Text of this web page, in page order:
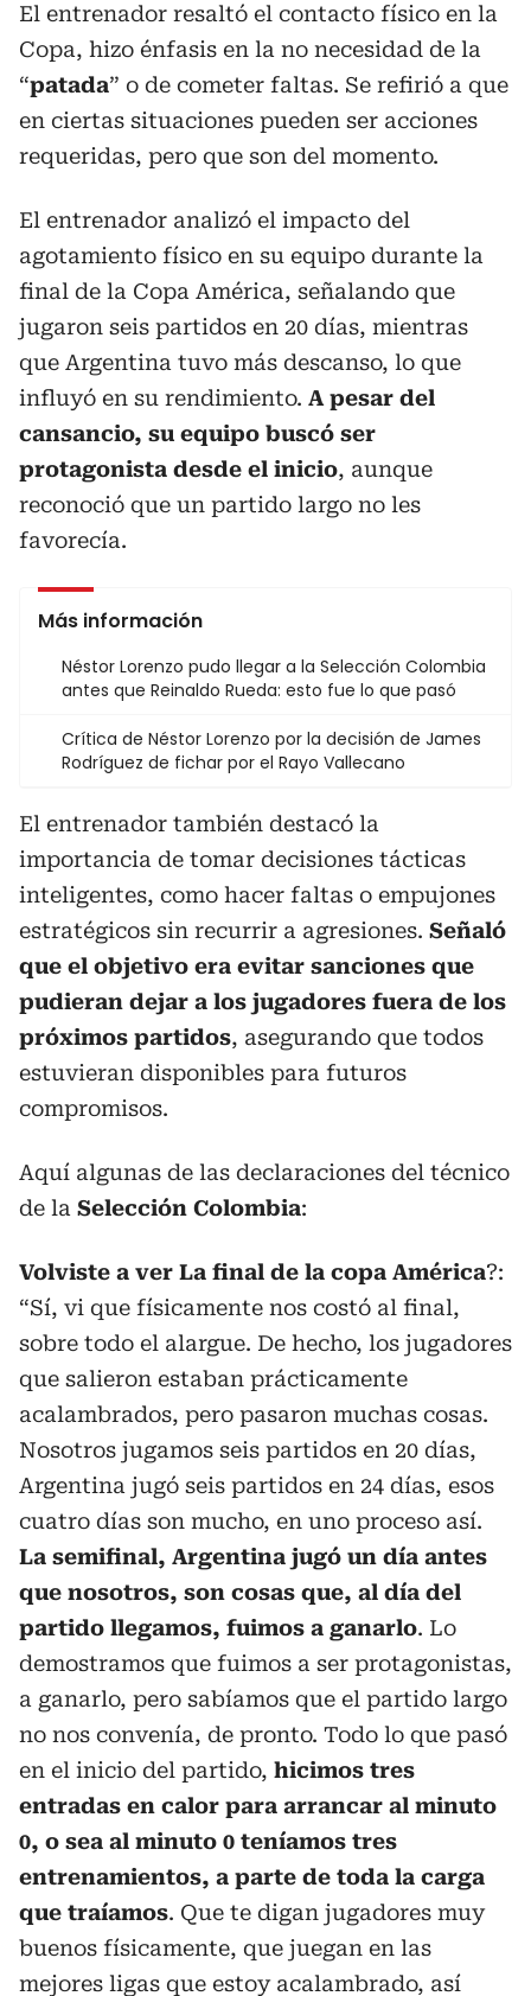
El entrenador resaltó el contacto físico en la
Copa, hizo énfasis en la no necesidad de la
“patada” o de cometer faltas. Se refirió a que
en ciertas situaciones pueden ser acciones
requeridas, pero que son del momento.
El entrenador analizó el impacto del
agotamiento físico en su equipo durante la
final de la Copa América, señalando que
jugaron seis partidos en 20 días, mientras
que Argentina tuvo más descanso, lo que
influyó en su rendimiento. A pesar del
cansancio, su equipo buscó ser
protagonista desde el inicio, aunque
reconoció que un partido largo no les
favorecía.
Más información
Néstor Lorenzo pudo llegar a la Selección Colombia
antes que Reinaldo Rueda: esto fue lo que pasó
Crítica de Néstor Lorenzo por la decisión de James
Rodríguez de fichar por el Rayo Vallecano
El entrenador también destacó la
importancia de tomar decisiones tácticas
inteligentes, como hacer faltas o empujones
estratégicos sin recurrir a agresiones. Señaló
que el objetivo era evitar sanciones que
pudieran dejar a los jugadores fuera de los
próximos partidos, asegurando que todos
estuvieran disponibles para futuros
compromisos.
Aquí algunas de las declaraciones del técnico
de la Selección Colombia:
Volviste a ver La final de la copa América?:
“Sí, vi que físicamente nos costó al final,
sobre todo el alargue. De hecho, los jugadores
que salieron estaban prácticamente
acalambrados, pero pasaron muchas cosas.
Nosotros jugamos seis partidos en 20 días,
Argentina jugó seis partidos en 24 días, esos
cuatro días son mucho, en uno proceso así.
La semifinal, Argentina jugó un día antes
que nosotros, son cosas que, al día del
partido llegamos, fuimos a ganarlo. Lo
demostramos que fuimos a ser protagonistas,
a ganarlo, pero sabíamos que el partido largo
no nos convenía, de pronto. Todo lo que pasó
en el inicio del partido, hicimos tres
entradas en calor para arrancar al minuto
0, o sea al minuto 0 teníamos tres
entrenamientos, a parte de toda la carga
que traíamos. Que te digan jugadores muy
buenos físicamente, que juegan en las
mejores ligas que estoy acalambrado, así